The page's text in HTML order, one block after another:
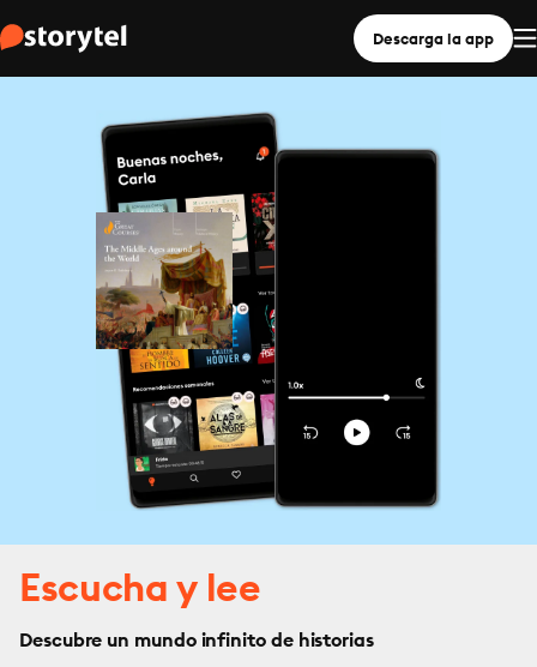
Descarga la app
Escucha y lee
Descubre un mundo infinito de historias